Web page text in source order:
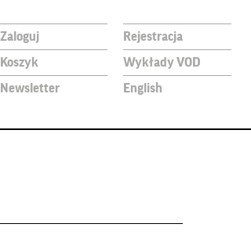
Zaloguj
Rejestracja
Koszyk
Wykłady VOD
Newsletter English